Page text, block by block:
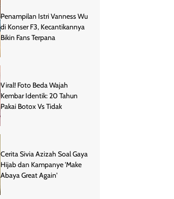
Penampilan Istri Vanness Wu
di Konser F3, Kecantikannya
Bikin Fans Terpana
Viral! Foto Beda Wajah
Kembar Identik: 20 Tahun
Pakai Botox Vs Tidak
Cerita Sivia Azizah Soal Gaya
Hijab dan Kampanye 'Make
Abaya Great Again'